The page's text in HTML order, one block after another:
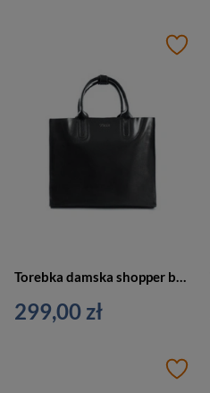
299,00 zł